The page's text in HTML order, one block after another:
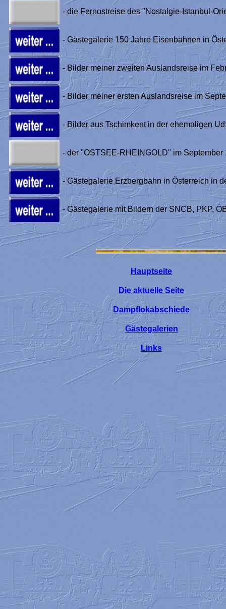
- die Fernostreise des "Nostalgie-Istanbul-
- Gästegalerie 150 Jahre Eisenbahnen in
- Bilder meiner zweiten Auslandsreise im
- Bilder meiner ersten Auslandsreise im
- Bilder aus Tschimkent in der ehemaligen
- der "OSTSEE-RHEINGOLD" im
- Gästegalerie Erzbergbahn in Österreich in
- Gästegalerie mit Bildern der SNCB, PKP,
Hauptseite
Die aktuelle Seite
Dampflokabschiede
Gästegalerien
Links